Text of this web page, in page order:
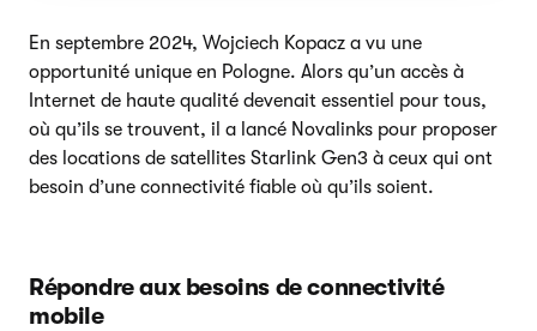
En septembre 2024, Wojciech Kopacz a vu une
opportunité unique en Pologne. Alors qu’un accès à
Internet de haute qualité devenait essentiel pour tous,
où qu’ils se trouvent, il a lancé Novalinks pour proposer
des locations de satellites Starlink Gen3 à ceux qui ont
besoin d’une connectivité fiable où qu’ils soient.
Répondre aux besoins de connectivité
mobile